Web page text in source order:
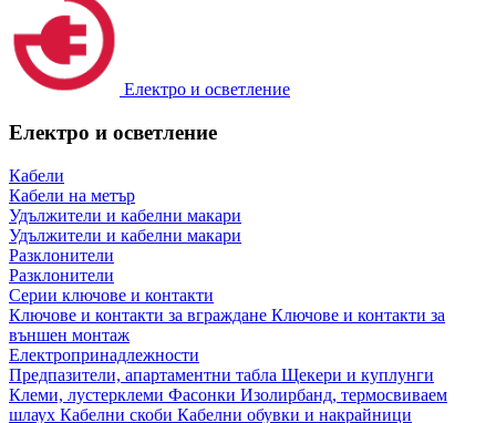
Електро и осветление
Електро и осветление
Кабели
Кабели на метър
Удължители и кабелни макари
Удължители и кабелни макари
Разклонители
Разклонители
Серии ключове и контакти
Ключове и контакти за вграждане Ключове и контакти за
външен монтаж
Електропринадлежности
Предпазители, апартаментни табла Щекери и куплунги
Клеми, лустерклеми Фасонки Изолирбанд, термосвиваем
шлаух Кабелни скоби Кабелни обувки и накрайници